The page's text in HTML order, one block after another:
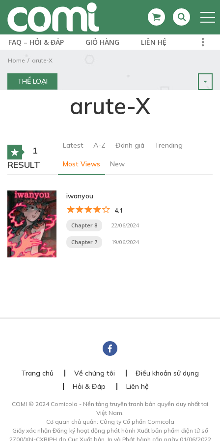
FAQ – HỎI & ĐÁP GIỎ HÀNG LIÊN HỆ
Home arute-X
THỂ LOẠI
arute-X
1
RESULT
Latest A-Z Đánh giá Trending
Most Views New
iwanyou
4.1
Chapter 8 22/06/2024
Chapter 7 19/06/2024
Trang chủ Về chúng tôi
Điều khoản sử dụng
Hỏi & Đáp
Liên hệ
COMI © 2024 Comicola - Nền tảng truyện tranh bản quyền duy nhất tại
Việt Nam.
Cơ quan chủ quản: Công ty Cổ phần Comicola
Giấy xác nhận Đăng ký hoạt động phát hành Xuất bản phẩm điện tử số
2700/XN-CXBIPH do Cục Xuất bản, In và Phát hành cấp ngày 01/06/2022